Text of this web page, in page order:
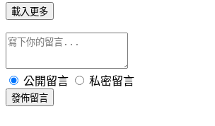
載入更多
公開留言 私密留言
發佈留言